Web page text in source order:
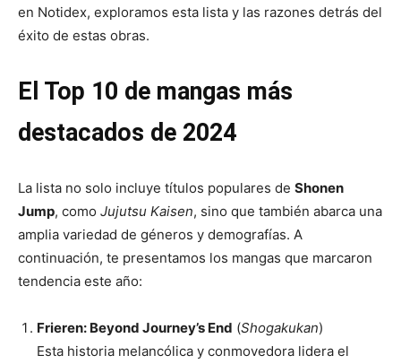
en Notidex, exploramos esta lista y las razones detrás del
éxito de estas obras.
El Top 10 de mangas más
destacados de 2024
La lista no solo incluye títulos populares de Shonen
Jump, como Jujutsu Kaisen, sino que también abarca una
amplia variedad de géneros y demografías. A
continuación, te presentamos los mangas que marcaron
tendencia este año:
Frieren: Beyond Journey’s End (Shogakukan)
Esta historia melancólica y conmovedora lidera el